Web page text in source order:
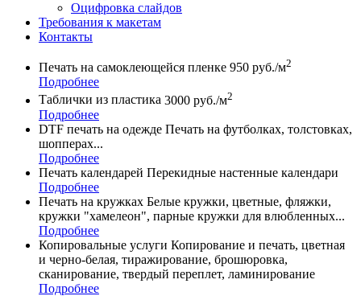
Оцифровка слайдов
Требования к макетам
Контакты
Печать на самоклеющейся пленке 950 руб./м2
Подробнее
Таблички из пластика 3000 руб./м2
Подробнее
DTF печать на одежде Печать на футболках, толстовках,
шопперах...
Подробнее
Печать календарей Перекидные настенные календари
Подробнее
Печать на кружках Белые кружки, цветные, фляжки,
кружки "хамелеон", парные кружки для влюбленных...
Подробнее
Копировальные услуги Копирование и печать, цветная
и черно-белая, тиражирование, брошюровка,
сканирование, твердый переплет, ламинирование
Подробнее